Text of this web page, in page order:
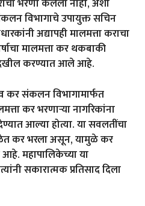
विभागाचे उपायुक्त सचिन
अद्यापही मालमत्ता कराचा
मालमत्ता कर थकबाकी
करण्यात आले आहे.
कर संकलन विभागामार्फत
कर भरणाऱ्या नागरिकांना
आल्या होत्या. या सवलतींचा
कर भरला असून, यामुळे कर
महापालिकेच्या या
सकारात्मक प्रतिसाद दिला